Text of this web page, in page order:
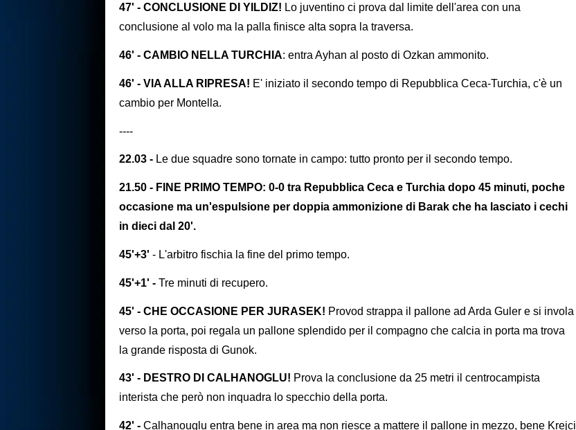
47' - CONCLUSIONE DI YILDIZ! Lo juventino ci prova dal limite dell'area con una
conclusione al volo ma la palla finisce alta sopra la traversa.
46' - CAMBIO NELLA TURCHIA: entra Ayhan al posto di Ozkan ammonito.
46' - VIA ALLA RIPRESA! E' iniziato il secondo tempo di Repubblica Ceca-Turchia, c'è un
cambio per Montella.
----
22.03 - Le due squadre sono tornate in campo: tutto pronto per il secondo tempo.
21.50 - FINE PRIMO TEMPO: 0-0 tra Repubblica Ceca e Turchia dopo 45 minuti, poche
occasione ma un'espulsione per doppia ammonizione di Barak che ha lasciato i cechi
in dieci dal 20'.
45'+3' - L'arbitro fischia la fine del primo tempo.
45'+1' - Tre minuti di recupero.
45' - CHE OCCASIONE PER JURASEK! Provod strappa il pallone ad Arda Guler e si invola
verso la porta, poi regala un pallone splendido per il compagno che calcia in porta ma trova
la grande risposta di Gunok.
43' - DESTRO DI CALHANOGLU! Prova la conclusione da 25 metri il centrocampista
interista che però non inquadra lo specchio della porta.
42' - Calhanouglu entra bene in area ma non riesce a mattere il pallone in mezzo, bene Krejci